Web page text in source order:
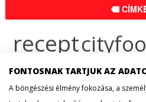
recept
érdekesség
FONTOSNAK TARTJUK AZ
A böngészési élmény fokozása, a